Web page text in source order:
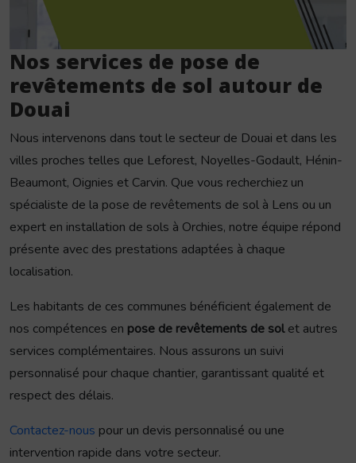
Nos services de pose de
revêtements de sol autour de
Douai
Nous intervenons dans tout le secteur de Douai et dans les
villes proches telles que Leforest, Noyelles-Godault, Hénin-
Beaumont, Oignies et Carvin. Que vous recherchiez un
spécialiste de la pose de revêtements de sol à Lens ou un
expert en installation de sols à Orchies, notre équipe répond
présente avec des prestations adaptées à chaque
localisation.
Les habitants de ces communes bénéficient également de
nos compétences en pose de revêtements de solet autres
services complémentaires. Nous assurons un suivi
personnalisé pour chaque chantier, garantissant qualité et
respect des délais.
Contactez-nous pour un devis personnalisé ou une
intervention rapide dans votre secteur.